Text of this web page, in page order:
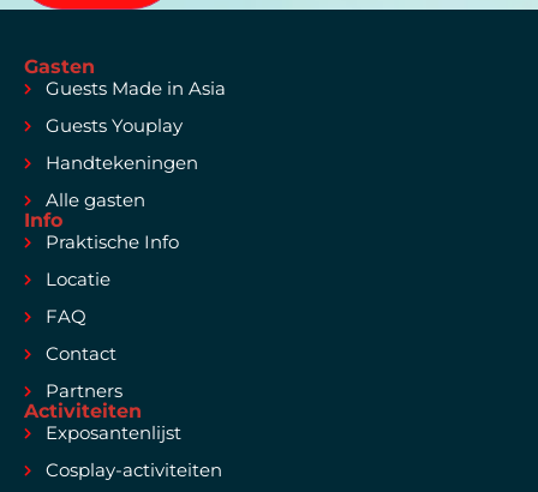
Gasten
Guests Made in Asia
Guests Youplay
Handtekeningen
Alle gasten
Info
Praktische Info
Locatie
FAQ
Contact
Partners
Activiteiten
Exposantenlijst
Cosplay-activiteiten